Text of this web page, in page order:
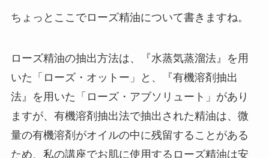
ちょっとここでローズ精油について書きますね。
ローズ精油の抽出方法は、『水蒸気蒸溜法』を用
いた「ローズ・オットー」と、『有機溶剤抽出
法』を用いた「ローズ・アブソリュート」があり
ますが、有機溶剤抽出法で抽出された精油は、微
量の有機溶剤がオイルの中に残留することがある
ため、私の講座でお肌に使用するローズ精油は安